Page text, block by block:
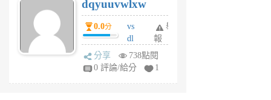
6
個
月
前
dqyuuvwlxw
0.0分
vs
dl
sq
fy
舉
報
分享
738點閱
0 評論/給分
1